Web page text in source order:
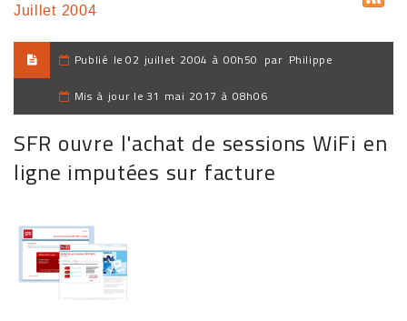
Juillet 2004
Publié le 02 juillet 2004 à 00h50 par Philippe
Mis à jour le 31 mai 2017 à 08h06
SFR ouvre l'achat de sessions WiFi en
ligne imputées sur facture